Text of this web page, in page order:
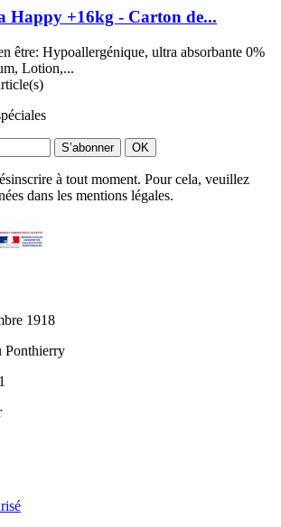
Happy +16kg - Carton de...
être: Hypoallergénique, ultra absorbante 0%
Lotion,...
à tout moment. Pour cela, veuillez
dans les mentions légales.
1918
Ponthierry